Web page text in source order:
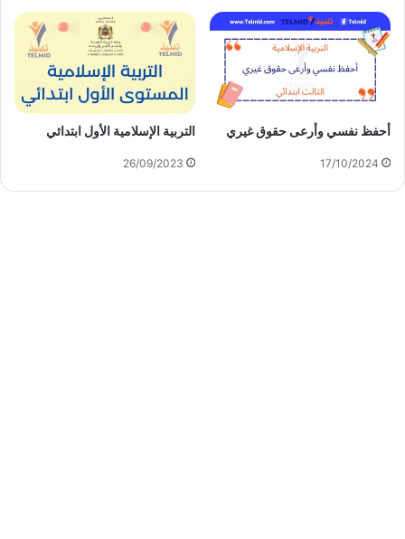
أحفظ نفسي وأرعى حقوق غيري
17/10/2024
التربية الإسلامية الأول ابتدائي
26/09/2023